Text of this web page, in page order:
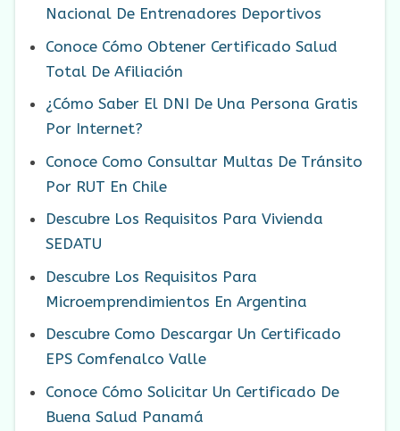
Nacional De Entrenadores Deportivos
Conoce Cómo Obtener Certificado Salud
Total De Afiliación
¿Cómo Saber El DNI De Una Persona Gratis
Por Internet?
Conoce Como Consultar Multas De Tránsito
Por RUT En Chile
Descubre Los Requisitos Para Vivienda
SEDATU
Descubre Los Requisitos Para
Microemprendimientos En Argentina
Descubre Como Descargar Un Certificado
EPS Comfenalco Valle
Conoce Cómo Solicitar Un Certificado De
Buena Salud Panamá